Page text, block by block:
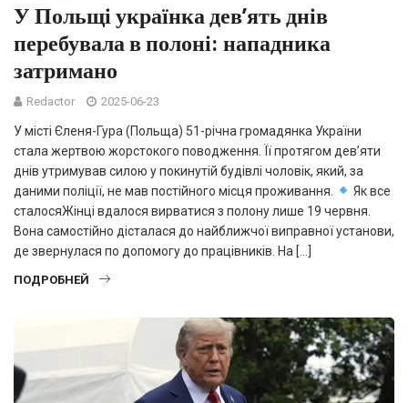
У Польщі українка дев’ять днів
перебувала в полоні: нападника
затримано
Redactor 2025-06-23
У місті Єленя-Гура (Польща) 51-річна громадянка України
стала жертвою жорстокого поводження. Її протягом дев’яти
днів утримував силою у покинутій будівлі чоловік, який, за
даними поліції, не мав постійного місця проживання.
Як все
сталосяЖінці вдалося вирватися з полону лише 19 червня.
Вона самостійно дісталася до найближчої виправної установи,
де звернулася по допомогу до працівників. На […]
ПОДРОБНЕЙ